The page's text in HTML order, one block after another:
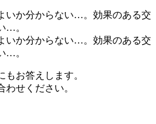
お答えします。
わせください。